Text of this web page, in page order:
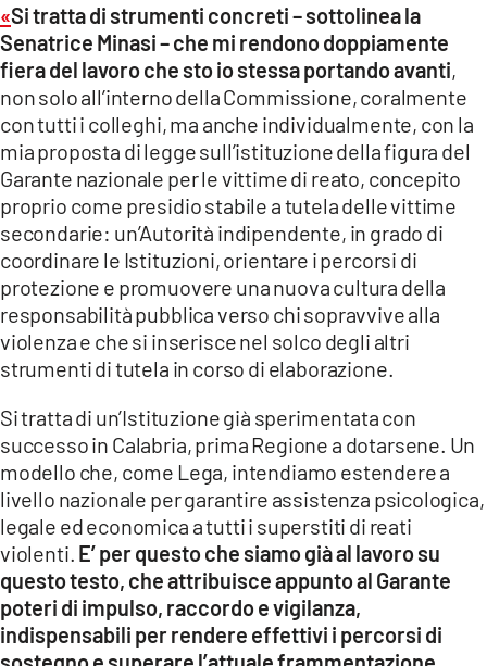
«Si tratta di strumenti concreti – sottolinea la
Senatrice Minasi – che mi rendono doppiamente
fiera del lavoro che sto io stessa portando avanti,
non solo all’interno della Commissione, coralmente
con tutti i colleghi, ma anche individualmente, con la
mia proposta di legge sull’istituzione della figura del
Garante nazionale per le vittime di reato, concepito
proprio come presidio stabile a tutela delle vittime
secondarie: un’Autorità indipendente, in grado di
coordinare le Istituzioni, orientare i percorsi di
protezione e promuovere una nuova cultura della
responsabilità pubblica verso chi sopravvive alla
violenza e che si inserisce nel solco degli altri
strumenti di tutela in corso di elaborazione.
Si tratta di un’Istituzione già sperimentata con
successo in Calabria, prima Regione a dotarsene. Un
modello che, come Lega, intendiamo estendere a
livello nazionale per garantire assistenza psicologica,
legale ed economica a tutti i superstiti di reati
violenti. E’ per questo che siamo già al lavoro su
questo testo, che attribuisce appunto al Garante
poteri di impulso, raccordo e vigilanza,
indispensabili per rendere effettivi i percorsi di